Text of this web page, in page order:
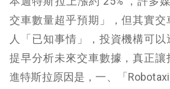
交車數量超乎預期」，但其實
人「已知事情」，投資機構可以
提早分析未來交車數據，真正
進特斯拉原因是，一、「